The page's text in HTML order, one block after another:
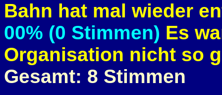
Bahn hat mal wieder
00% (0 Stimmen) Es
Organisation nicht so
Gesamt: 8 Stimmen